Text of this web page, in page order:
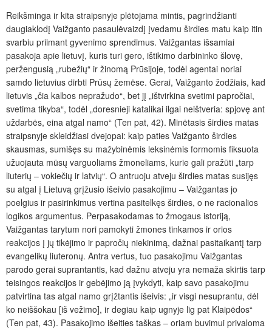
Reikšminga ir kita straipsnyje plėtojama mintis, pagrindžianti
daugiaklodį Vaižganto pasaulėvaizdį įvedamu širdies matu kaip itin
svarbiu priimant gyvenimo sprendimus. Vaižgantas išsamiai
pasakoja apie lietuvį, kuris turi gero, ištikimo darbininko šlovę,
peržengusią „rubežių“ ir žinomą Prūsijoje, todėl agentai noriai
samdo lietuvius dirbti Prūsų žemėse. Gerai, Vaižganto žodžiais, kad
lietuvis „čia kalbos nepražudo“, bet jį „ištvirkina svetimi papročiai,
svetima tikyba“, todėl „doresnieji katalikai ilgai neištveria: spjovę ant
uždarbės, eina atgal namo“ (Ten pat, 42). Minėtasis širdies matas
straipsnyje skleidžiasi dvejopai: kaip paties Vaižganto širdies
skausmas, sumišęs su mažybinėmis leksinėmis formomis fiksuota
užuojauta mūsų varguoliams žmoneliams, kurie gali pražūti „tarp
liuterių – vokiečių ir latvių“. O antruoju atveju širdies matas susijęs
su atgal į Lietuvą grįžusio išeivio pasakojimu – Vaižgantas jo
poelgius ir pasirinkimus vertina pasitelkęs širdies, o ne racionalios
logikos argumentus. Perpasakodamas to žmogaus istoriją,
Vaižgantas tarytum nori pamokyti žmones tinkamos ir orios
reakcijos į jų tikėjimo ir papročių niekinimą, dažnai pasitaikantį tarp
evangelikų liuteronų. Antra vertus, tuo pasakojimu Vaižgantas
parodo gerai suprantantis, kad dažnu atveju yra nemaža skirtis tarp
teisingos reakcijos ir gebėjimo ją įvykdyti, kaip savo pasakojimu
patvirtina tas atgal namo grįžtantis išeivis: „ir visgi nesuprantu, dėl
ko neiššokau [iš vežimo], ir degiau kaip ugnyje lig pat Klaipėdos“
(Ten pat, 43). Pasakojimo išeities taškas – oriam buvimui privaloma